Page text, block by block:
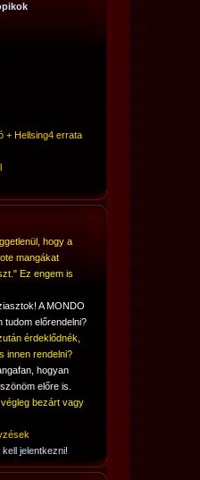
+ Hellsing4 errata
hogy a
mangákat
Ez engem is
A MONDO
tudom előrendelni?
érdeklődnék,
innen rendelni?
hogyan
előre is.
bezárt vagy
jelentkezni!